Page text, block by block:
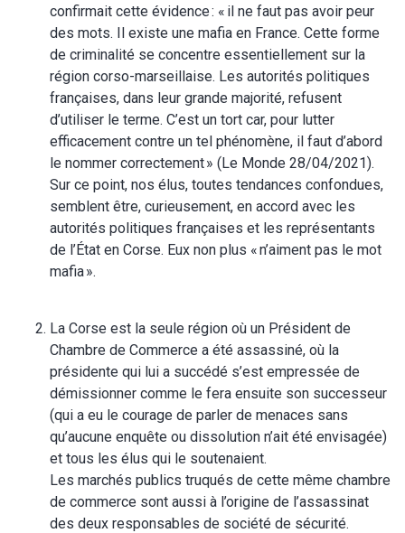
confirmait cette évidence : « il ne faut pas avoir peur
des mots. Il existe une mafia en France. Cette forme
de criminalité se concentre essentiellement sur la
région corso-marseillaise. Les autorités politiques
françaises, dans leur grande majorité, refusent
d’utiliser le terme. C’est un tort car, pour lutter
efficacement contre un tel phénomène, il faut d’abord
le nommer correctement » (Le Monde 28/04/2021).
Sur ce point, nos élus, toutes tendances confondues,
semblent être, curieusement, en accord avec les
autorités politiques françaises et les représentants
de l’État en Corse. Eux non plus « n’aiment pas le mot
mafia ».
La Corse est la seule région où un Président de
Chambre de Commerce a été assassiné, où la
présidente qui lui a succédé s’est empressée de
démissionner comme le fera ensuite son successeur
(qui a eu le courage de parler de menaces sans
qu’aucune enquête ou dissolution n’ait été envisagée)
et tous les élus qui le soutenaient.
Les marchés publics truqués de cette même chambre
de commerce sont aussi à l’origine de l’assassinat
des deux responsables de société de sécurité.